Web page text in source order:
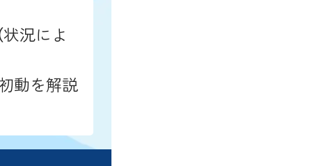
況によ
動を解説